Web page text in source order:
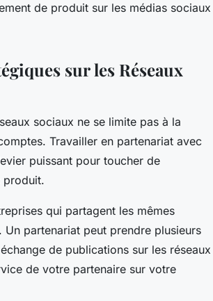
de produit sur les médias sociaux
sur les Réseaux
sociaux ne se limite pas à la
Travailler en partenariat avec
puissant pour toucher de
produit.
qui partagent les mêmes
partenariat peut prendre plusieurs
de publications sur les réseaux
de votre partenaire sur votre